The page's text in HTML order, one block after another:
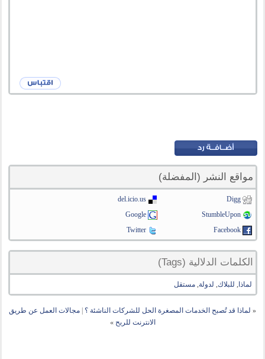
مواقع النشر (المفضلة)
Digg
del.icio.us
StumbleUpon
Google
Facebook
Twitter
الكلمات الدلالية (Tags)
لماذا , للبلاك, لدولة,مستقل
« لماذا قد تُصبح الخدمات المصغرة الحل للشركات الناشئة ؟
مجالات العمل عن طريق
الانترنت للربح »